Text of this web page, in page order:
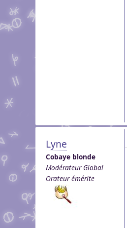
Lyne
Cobaye blonde
Modérateur Global
Orateur émérite